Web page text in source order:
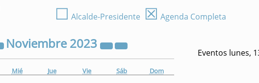
☐ Alcalde-Presidente ☒ Agenda Completa
Noviembre2023
Mié Jue Vie Sáb Dom
Eventos lunes,